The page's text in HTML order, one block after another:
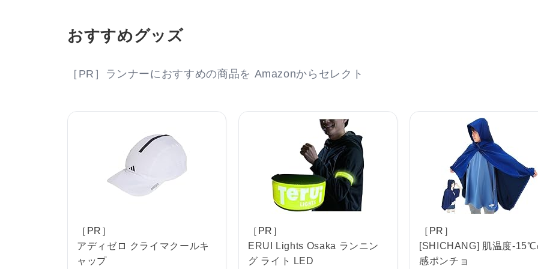
おすすめグッズ
［PR］ランナーにおすすめの商品を Amazonからセレクト
［PR］
アディゼロ クライマクールキ
ャップ
［PR］
ERUI Lights Osaka ランニン
グ ライト LED
［PR］
[SHICHANG] 肌温度-15℃
感ポンチョ